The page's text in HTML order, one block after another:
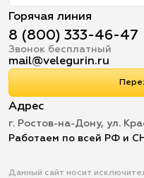
Горячая линия
8 (800) 333-46-47
Звонок бесплатный
mail@velegurin.ru
Адрес
г. Ростов-на-Дону, ул.
Работаем по всей РФ и
Данный сайт носит